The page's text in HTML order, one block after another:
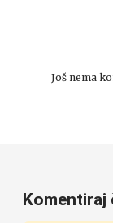
Još nema
Komentiraj